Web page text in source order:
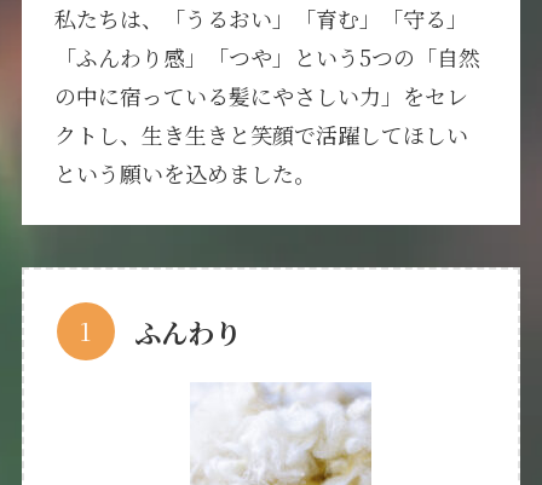
私たちは、「うるおい」「育む」「守る」
「ふんわり感」「つや」という5つの「自然
の中に宿っている髪にやさしい力」をセレ
クトし、生き生きと笑顔で活躍してほしい
という願いを込めました。
ふんわり